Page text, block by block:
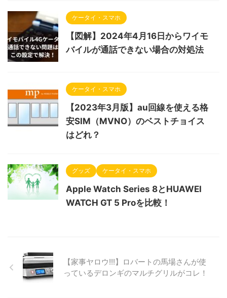
ケータイ・スマホ
【図解】2024年4月16日からワイモ
バイルが通話できない場合の対処法
ケータイ・スマホ
【2023年3月版】au回線を使える格
安SIM（MVNO）のベストチョイス
はどれ？
グッズ ケータイ・スマホ
Apple Watch Series 8とHUAWEI
WATCH GT 5 Proを比較！
【家事ヤロウ!!!】ロバートの馬場さんが使
っているデロンギのマルチグリルがコレ！